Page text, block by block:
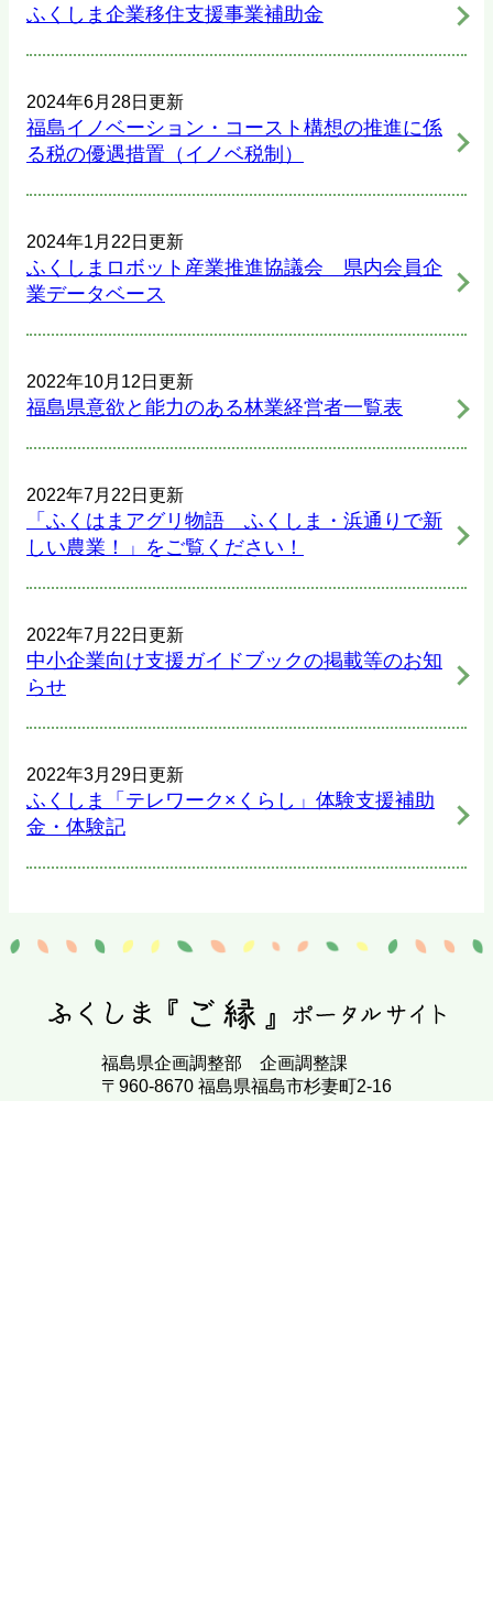
ふくしま企業移住支援事業補助金
2024年6月28日更新
福島イノベーション・コースト構想の推進に係
る税の優遇措置（イノベ税制）
2024年1月22日更新
ふくしまロボット産業推進協議会 県内会員企
業データベース
2022年10月12日更新
福島県意欲と能力のある林業経営者一覧表
2022年7月22日更新
「ふくはまアグリ物語 ふくしま・浜通りで新
しい農業！」をご覧ください！
2022年7月22日更新
中小企業向け支援ガイドブックの掲載等のお知
らせ
2022年3月29日更新
ふくしま「テレワーク×くらし」体験支援補助
金・体験記
福島県企画調整部 企画調整課
〒960-8670 福島県福島市杉妻町2-16